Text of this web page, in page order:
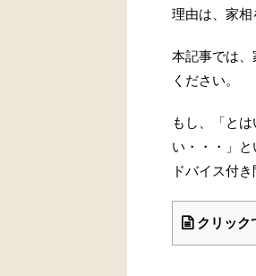
理由は、家相
本記事では
ください。
もし、「と
い・・・」と
ドバイス付
クリック